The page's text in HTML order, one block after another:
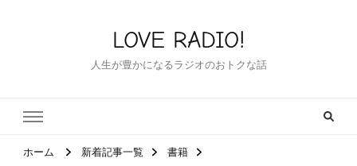
LOVE RADIO!
人生が豊かになるラジオのおトクな話
ホーム 新着記事一覧 書籍